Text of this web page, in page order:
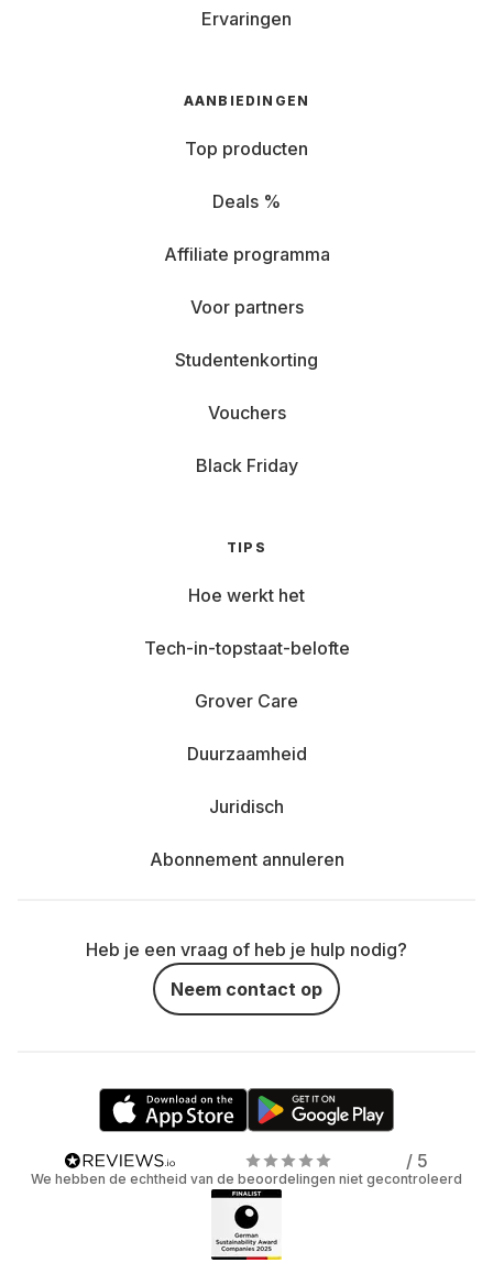
Ervaringen
AANBIEDINGEN
Top producten
Deals %
Affiliate programma
Voor partners
Studentenkorting
Vouchers
Black Friday
TIPS
Hoe werkt het
Tech-in-topstaat-belofte
Grover Care
Duurzaamheid
Juridisch
Abonnement annuleren
Heb je een vraag of heb je hulp nodig?
Neem contact op
/ 5
We hebben de echtheid van de beoordelingen niet gecontroleerd